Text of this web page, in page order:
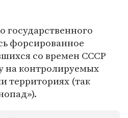
государственного
форсированное
со времен СССР
на контролируемых
территориях (так